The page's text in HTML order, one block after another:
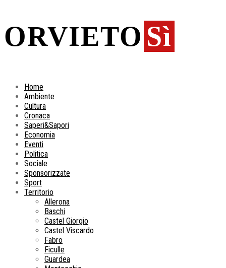
ORVIETO Sì
Home
Ambiente
Cultura
Cronaca
Saperi&Sapori
Economia
Eventi
Politica
Sociale
Sponsorizzate
Sport
Territorio
Allerona
Baschi
Castel Giorgio
Castel Viscardo
Fabro
Ficulle
Guardea